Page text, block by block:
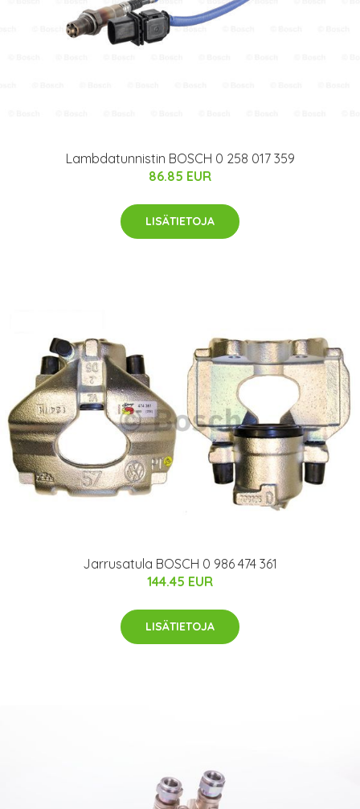
Lambdatunnistin BOSCH 0 258 017 359
86.85 EUR
LISÄTIETOJA
Jarrusatula BOSCH 0 986 474 361
144.45 EUR
LISÄTIETOJA